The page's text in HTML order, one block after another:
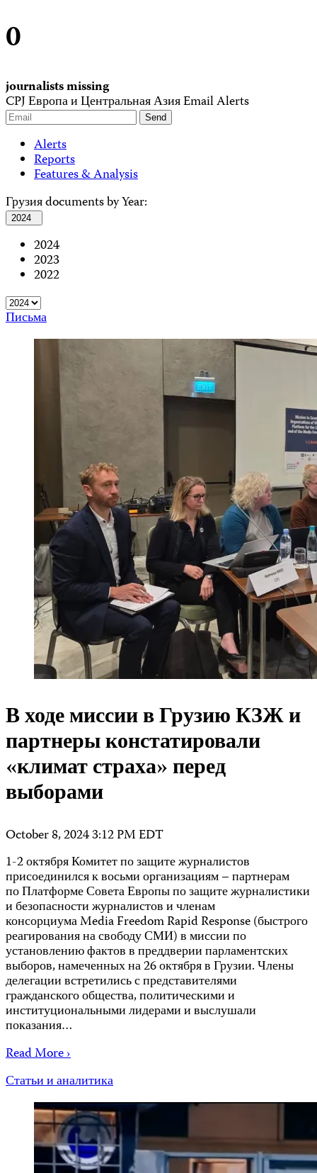
0
journalists missing
CPJ Европа и Центральная Азия Email Alerts
Alerts
Reports
Features & Analysis
Грузия documents by Year:
2024
2024
2023
2022
Письма
В ходе миссии в Грузию КЗЖ и
партнеры констатировали
«климат страха» перед
выборами
October 8, 2024 3:12 PM EDT
1-2 октября Комитет по защите журналистов
присоединился к восьми организациям – партнерам
по Платформе Совета Европы по защите журналистики
и безопасности журналистов и членам
консорциума Media Freedom Rapid Response (быстрого
реагирования на свободу СМИ) в миссии по
установлению фактов в преддверии парламентских
выборов, намеченных на 26 октября в Грузии. Члены
делегации встретились с представителями
гражданского общества, политическими и
институциональными лидерами и выслушали
показания…
Read More ›
Статьи и аналитика